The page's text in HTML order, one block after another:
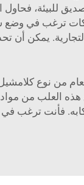
يمكن أن
من نوع
العلب من
فأنت ترغب في